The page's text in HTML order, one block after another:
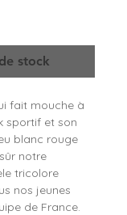
stock
fait mouche à
sportif et son
blanc rouge
notre
tricolore
nos jeunes
de France.